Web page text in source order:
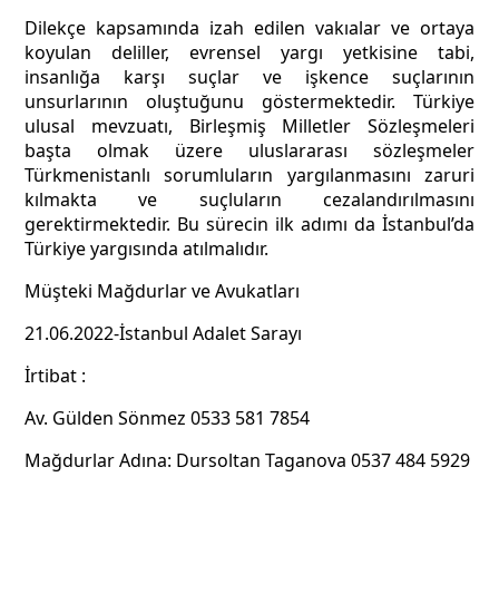
Dilekçe kapsamında izah edilen vakıalar ve ortaya
koyulan deliller, evrensel yargı yetkisine tabi,
insanlığa karşı suçlar ve işkence suçlarının
unsurlarının oluştuğunu göstermektedir. Türkiye
ulusal mevzuatı, Birleşmiş Milletler Sözleşmeleri
başta olmak üzere uluslararası sözleşmeler
Türkmenistanlı sorumluların yargılanmasını zaruri
kılmakta ve suçluların cezalandırılmasını
gerektirmektedir. Bu sürecin ilk adımı da İstanbul’da
Türkiye yargısında atılmalıdır.
Müşteki Mağdurlar ve Avukatları
21.06.2022-İstanbul Adalet Sarayı
İrtibat :
Av. Gülden Sönmez 0533 581 7854
Mağdurlar Adına: Dursoltan Taganova 0537 484 5929